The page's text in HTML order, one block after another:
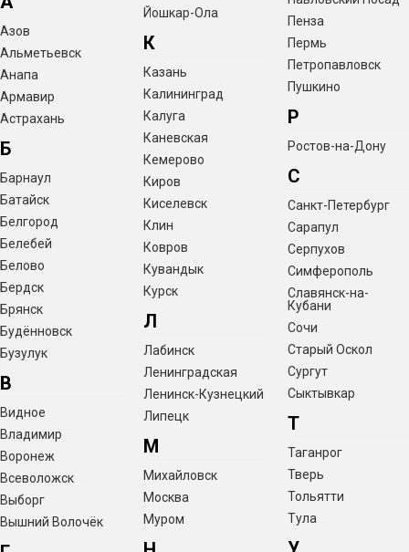
Азов
Альметьевск
Анапа
Армавир
Астрахань
Б
Барнаул
Батайск
Белгород
Белебей
Белово
Бердск
Брянск
Будённовск
Бузулук
В
Видное
Владимир
Воронеж
Всеволожск
Выборг
Вышний Волочёк
Йошкар-Ола
К
Казань
Калининград
Калуга
Каневская
Кемерово
Киров
Киселевск
Клин
Ковров
Кувандык
Курск
Л
Лабинск
Ленинградская
Ленинск-Кузнецкий
Липецк
М
Михайловск
Москва
Муром
Пенза
Пермь
Петропавловск
Пушкино
Р
Ростов-на-Дону
С
Санкт-Петербург
Сарапул
Серпухов
Симферополь
Славянск-на-
Кубани
Сочи
Старый Оскол
Сургут
Сыктывкар
Т
Таганрог
Тверь
Тольятти
Тула